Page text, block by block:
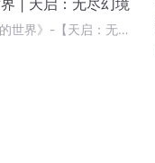
| 天启：无尽幻境
的世界》-【天启：无尽